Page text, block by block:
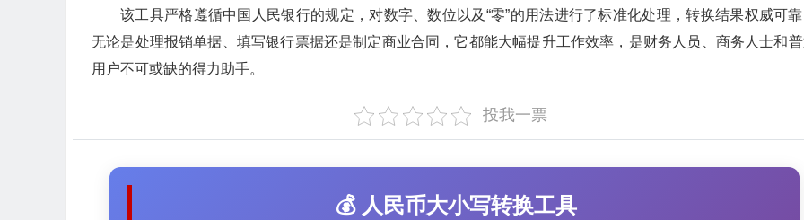
该工具严格遵循中国人民银行的规定，对数字、数位以及“零”的用法进行了标准化处理，转换结果权威可靠
无论是处理报销单据、填写银行票据还是制定商业合同，它都能大幅提升工作效率，是财务人员、商务人士和普
用户不可或缺的得力助手。
投我一票
💰 人民币大小写转换工具